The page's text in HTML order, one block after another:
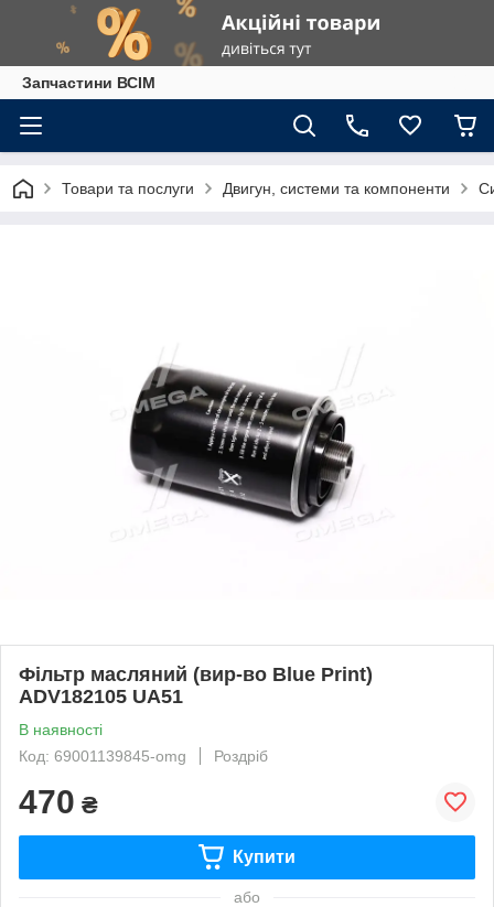
Запчастини ВСІМ
Товари та послуги Двигун, системи та компоненти
Фільтр масляний (вир-во Blue Print)
ADV182105 UA51
В наявності
Код: 69001139845-omg
Роздріб
470 ₴
Купити
або